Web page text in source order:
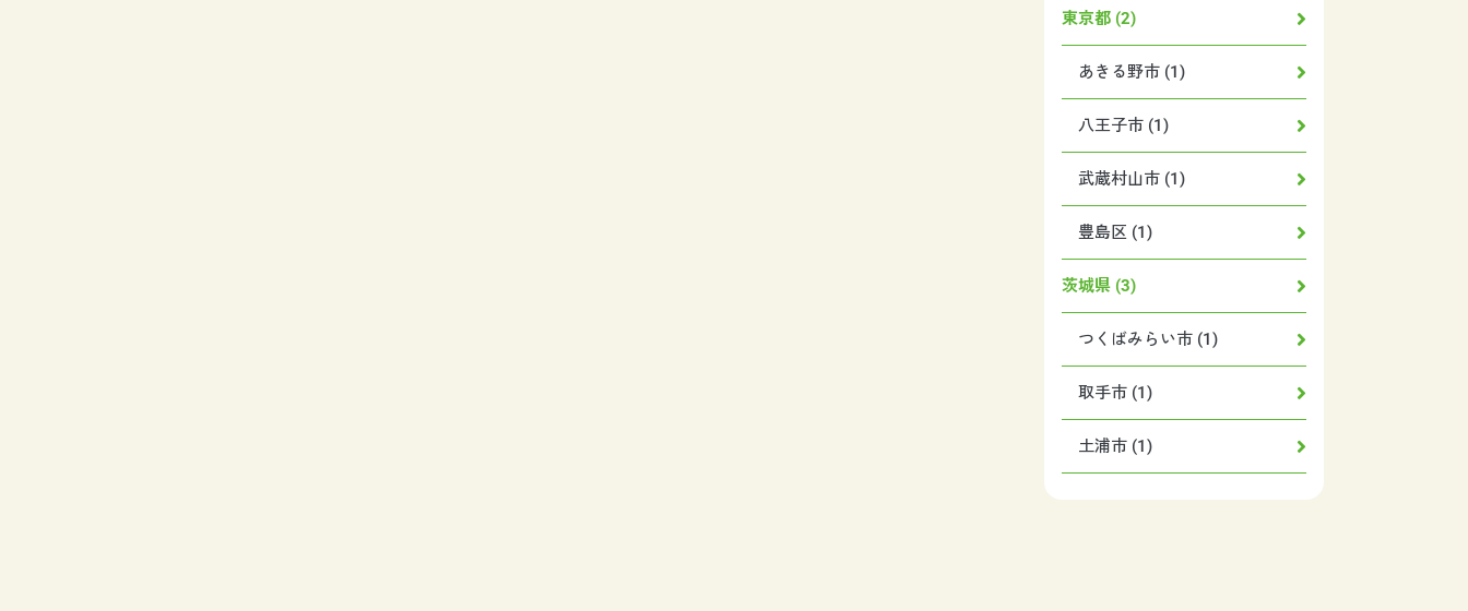
東京都 (2)
あきる野市 (1)
八王子市 (1)
武蔵村山市 (1)
豊島区 (1)
茨城県 (3)
つくばみらい市 (1)
取手市 (1)
土浦市 (1)